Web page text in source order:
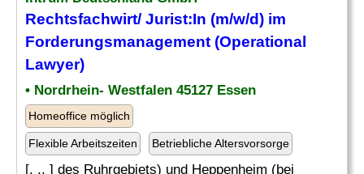
Rechtsfachwirt/ Jurist:In (m/w/d) im
Forderungsmanagement (Operational
Lawyer)
• Nordrhein- Westfalen 45127 Essen
Homeoffice möglich
Flexible Arbeitszeiten Betriebliche Altersvorsorge
[. .. ] des Ruhrgebiets) und Heppenheim (bei